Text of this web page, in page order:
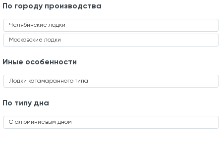
По городу производства
Челябинские лодки
Московские лодки
Иные особенности
Лодки катамаранного типа
По типу дна
С алюминиевым дном